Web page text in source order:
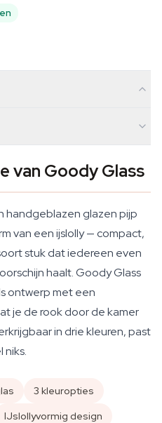
van Goody Glass
handgeblazen glazen pijp
van een ijslolly — compact,
stuk dat iedereen even
haalt. Goody Glass
ontwerp met een
je de rook door de kamer
in drie kleuren, past
niks.
3 kleuropties
IJslollyvormig design